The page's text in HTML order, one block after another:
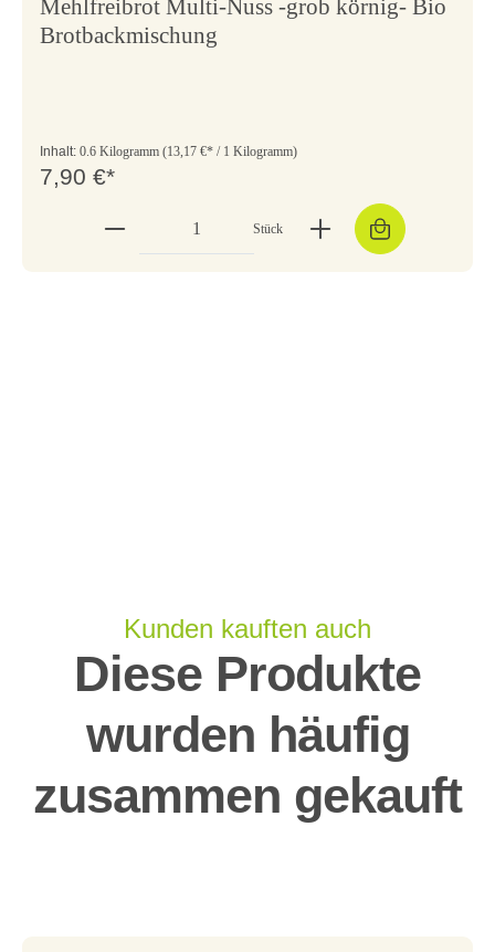
Mehlfreibrot Multi-Nuss -grob körnig- Bio
Brotbackmischung
Inhalt: 0.6 Kilogramm (13,17 €* / 1 Kilogramm)
7,90 €*
Stück
Kunden kauften auch
Diese Produkte
wurden häufig
zusammen gekauft